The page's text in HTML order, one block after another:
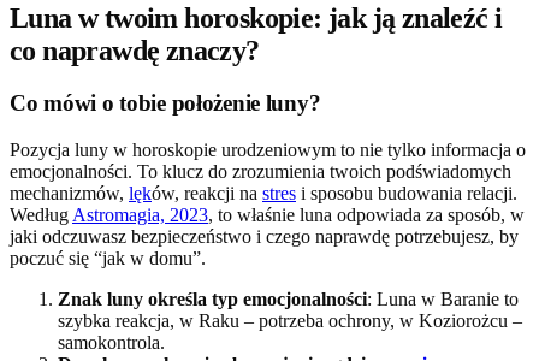
Luna w twoim horoskopie: jak ją znaleźć i
co naprawdę znaczy?
Co mówi o tobie położenie luny?
Pozycja luny w horoskopie urodzeniowym to nie tylko informacja o
emocjonalności. To klucz do zrozumienia twoich podświadomych
mechanizmów, lęków, reakcji na stres i sposobu budowania relacji.
Według Astromagia, 2023, to właśnie luna odpowiada za sposób, w
jaki odczuwasz bezpieczeństwo i czego naprawdę potrzebujesz, by
poczuć się “jak w domu”.
Znak luny określa typ emocjonalności: Luna w Baranie to
szybka reakcja, w Raku – potrzeba ochrony, w Koziorożcu –
samokontrola.